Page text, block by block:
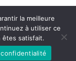
| Tous
légales et
réalisé
la meilleure
à utiliser ce
êtes satisfait.